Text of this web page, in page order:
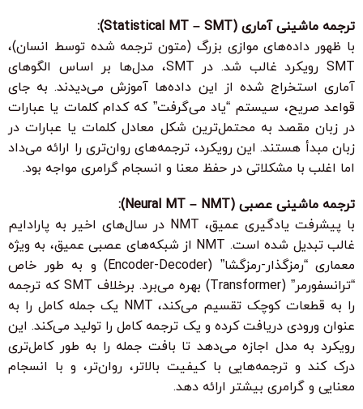
ترجمه ماشینی آماری (Statistical MT – SMT):
با ظهور داده‌های موازی بزرگ (متون ترجمه شده توسط انسان)،
SMT رویکرد غالب شد. در SMT، مدل‌ها بر اساس الگوهای
آماری استخراج شده از این داده‌ها آموزش می‌دیدند. به جای
قواعد صریح، سیستم “یاد می‌گرفت” که کدام کلمات یا عبارات
در زبان مقصد به محتمل‌ترین شکل معادل کلمات یا عبارات در
زبان مبدأ هستند. این رویکرد، ترجمه‌های روان‌تری را ارائه می‌داد
اما اغلب با مشکلاتی در حفظ معنا و انسجام گرامری مواجه بود.
ترجمه ماشینی عصبی (Neural MT – NMT):
با پیشرفت یادگیری عمیق، NMT در سال‌های اخیر به پارادایم
غالب تبدیل شده است. NMT از شبکه‌های عصبی عمیق، به ویژه
معماری “رمزگذار-رمزگشا” (Encoder-Decoder) و به طور خاص
“ترانسفورمر” (Transformer) بهره می‌برد. برخلاف SMT که ترجمه
را به قطعات کوچک تقسیم می‌کند، NMT یک جمله کامل را به
عنوان ورودی دریافت کرده و یک ترجمه کامل را تولید می‌کند. این
رویکرد به مدل اجازه می‌دهد تا بافت جمله را به طور کامل‌تری
درک کند و ترجمه‌هایی با کیفیت بالاتر، روان‌تر، و با انسجام
معنایی و گرامری بیشتر ارائه دهد.